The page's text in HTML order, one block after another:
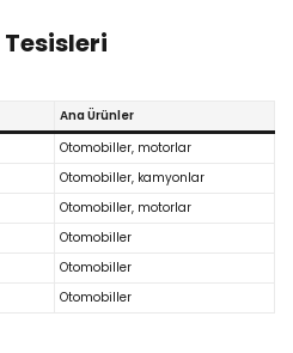
Tesisleri
Ana Ürünler
Otomobiller, motorlar
Otomobiller, kamyonlar
Otomobiller, motorlar
Otomobiller
Otomobiller
Otomobiller